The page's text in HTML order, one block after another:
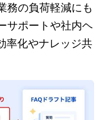
務の負荷軽減にも
サポートや社内ヘ
率化やナレッジ共